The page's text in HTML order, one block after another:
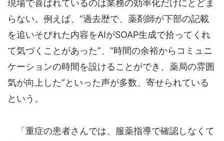
現場で喜ばれているのは業務の効率化だけにとどま
らない。例えば、“過去歴で、薬剤師が下部の記載
を追いそびれた内容をAIがSOAP生成で拾ってくれ
て気づくことがあった”、“時間の余裕からコミュニ
ケーションの時間を設けることができ、薬局の雰囲
気が向上した”といった声が多数、寄せられている
という。
「重症の患者さんでは、服薬指導で確認しなくて